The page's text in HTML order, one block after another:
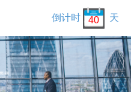
倒计时 40 天